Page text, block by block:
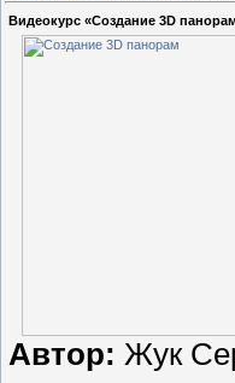
Видеокурс «Создание 3D
Автор: Жук